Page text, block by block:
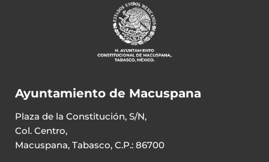
Ayuntamiento de Macuspana
Plaza de la Constitución, S/N,
Col. Centro,
Macuspana, Tabasco, C.P.: 86700